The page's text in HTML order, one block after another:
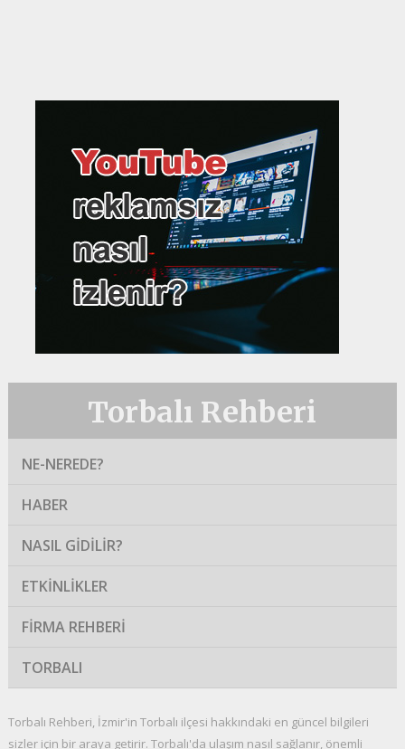
Torbalı Rehberi
NE-NEREDE?
HABER
NASIL GIDILIR?
ETKINLIKLER
FIRMA REHBERI
TORBALI
Torbalı Rehberi, İzmir'in Torbalı ilçesi hakkındaki en güncel bilgileri
sizler için bir araya getirir. Torbalı'da ulaşım nasıl sağlanır, önemli